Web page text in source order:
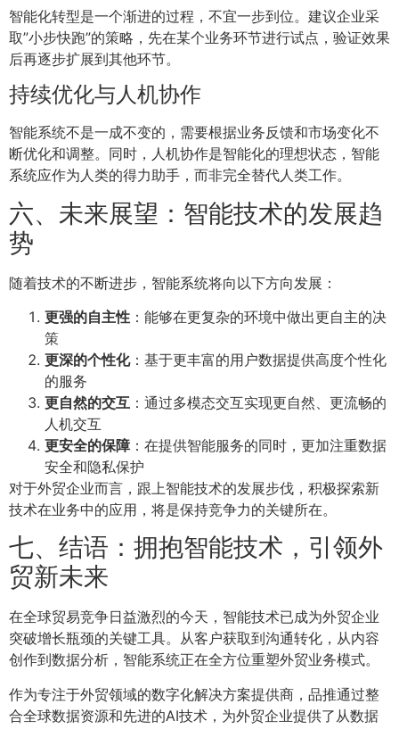
智能化转型是一个渐进的过程，不宜一步到位。建议企业采
取”小步快跑”的策略，先在某个业务环节进行试点，验证效果
后再逐步扩展到其他环节。
持续优化与人机协作
智能系统不是一成不变的，需要根据业务反馈和市场变化不
断优化和调整。同时，人机协作是智能化的理想状态，智能
系统应作为人类的得力助手，而非完全替代人类工作。
六、未来展望：智能技术的发展趋
势
随着技术的不断进步，智能系统将向以下方向发展：
更强的自主性 ：能够在更复杂的环境中做出更自主的决
策
更深的个性化：基于更丰富的用户数据提供高度个性化
的服务
更自然的交互 ：通过多模态交互实现更自然、更流畅的
人机交互
更安全的保障 ：在提供智能服务的同时，更加注重数据
安全和隐私保护
对于外贸企业而言，跟上智能技术的发展步伐，积极探索新
技术在业务中的应用，将是保持竞争力的关键所在。
七、结语：拥抱智能技术，引领外
贸新未来
在全球贸易竞争日益激烈的今天，智能技术已成为外贸企业
突破增长瓶颈的关键工具。从客户获取到沟通转化，从内容
创作到数据分析，智能系统正在全方位重塑外贸业务模式。
作为专注于外贸领域的数字化解决方案提供商，品推通过整
合全球数据资源和先进的AI技术，为外贸企业提供了从数据